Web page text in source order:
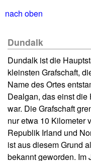
nach oben
Dundalk
Dundalk ist die
kleinsten Grafschaft,
Name des Ortes
Dealgan, das einst
war. Die Grafschaft
nur etwa 10 Kilometer
Republik Irland und
ist aus diesem Grund
bekannt geworden. Im